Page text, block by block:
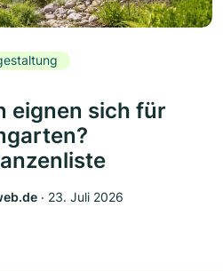
eignen sich für
‧ 23. Juli 2026